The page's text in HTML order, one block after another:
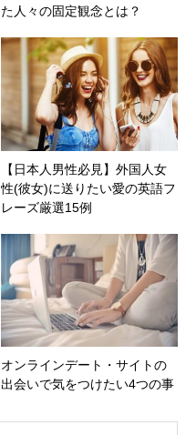
た人々の固定観念とは？
【日本人男性必見】外国人女
性(彼女)に送りたい愛の英語フ
レーズ厳選15例
オンラインデート・サイトの
出会いで気をつけたい4つの事